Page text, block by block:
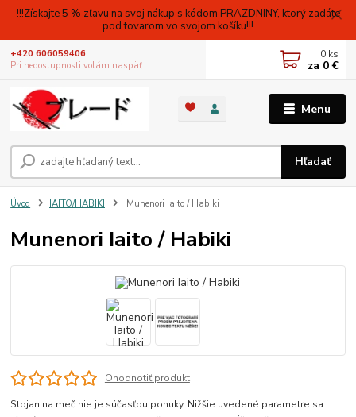
!!!Získajte 5 % zľavu na svoj nákup s kódom PRAZDNINY, ktorý zadáte
pod tovarom vo svojom košíku!!!
Menu
Hľadať
+420 606059406
Pri nedostupnosti volám naspäť
0 ks
za 0 €
Úvod IAITO/HABIKI Munenori Iaito / Habiki
Munenori Iaito / Habiki
Ohodnotiť produkt
Stojan na meč nie je súčasťou ponuky. Nižšie uvedené parametre sa